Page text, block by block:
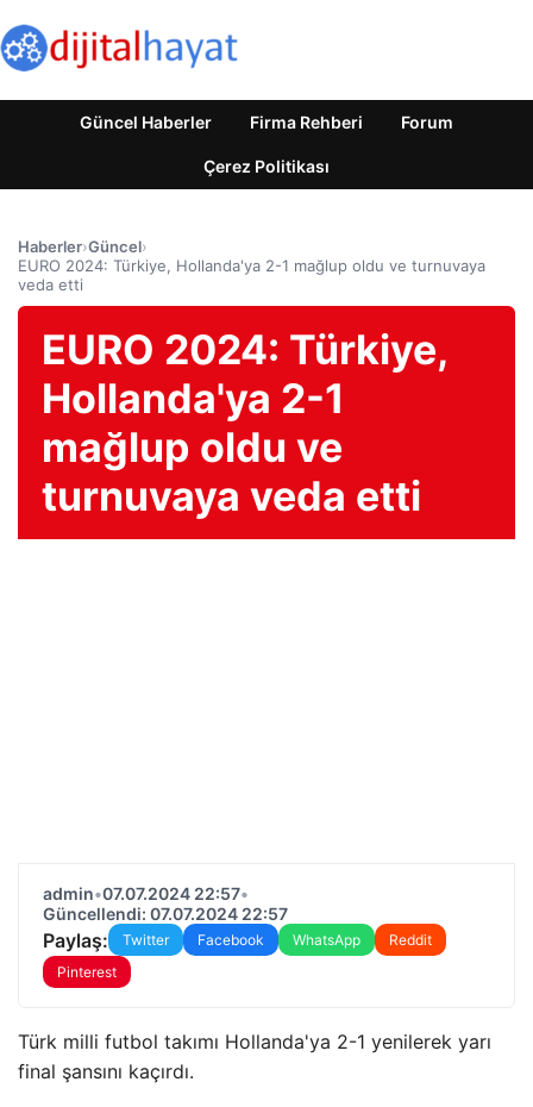
Güncel Haberler Firma Rehberi Forum
Çerez Politikası
Haberler›Güncel›
EURO 2024: Türkiye, Hollanda'ya 2-1 mağlup oldu ve turnuvaya
veda etti
EURO 2024: Türkiye,
Hollanda'ya 2-1
mağlup oldu ve
turnuvaya veda etti
admin•07.07.2024 22:57•
Güncellendi: 07.07.2024 22:57
Paylaş: Twitter Facebook WhatsApp
Reddit
Pinterest
Türk milli futbol takımı Hollanda'ya 2-1 yenilerek yarı
final şansını kaçırdı.